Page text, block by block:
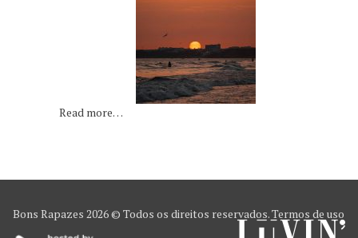
Read more…
Bons Rapazes 2026 © Todos os direitos reservados.Termos de uso